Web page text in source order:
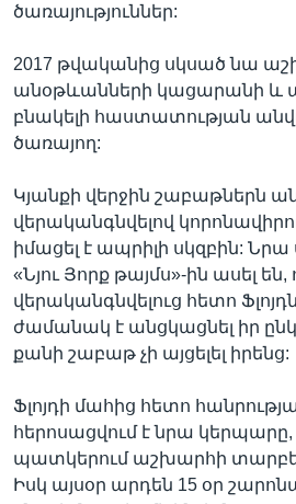
ծառայություններ:
2017 թվականից սկսած նա
անօթևանների կացարանի և
բնակելի հաստատության
ծառայող:
Կյանքի վերջին շաբաթներն
վերականգնվելով
իմացել է ապրիլի սկզբին:
«Նյու Յորք թայմս»-ին ասել են,
վերականգնվելուց հետո
ժամանակ է անցկացնել իր
քանի շաբաթ չի այցելել իրենց:
Ֆլոյդի մահից հետո
հերոսացվում է նրա
պատկերում աշխարհի
Իսկ այսօր արդեն 15 օր